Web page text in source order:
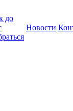
до
Новости